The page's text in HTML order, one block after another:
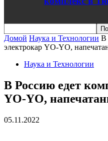
Домой Наука и Технологии В
электрокар YO-YO,
Наука и Технологии
В Россию едет
YO-YO,
05.11.2022